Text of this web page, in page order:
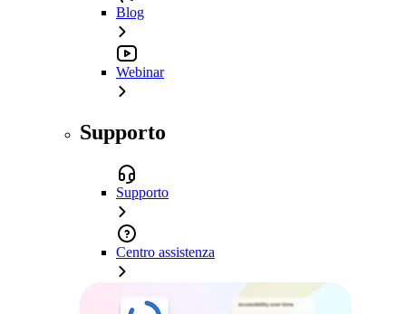
Blog
Webinar
Supporto
Supporto
Centro assistenza